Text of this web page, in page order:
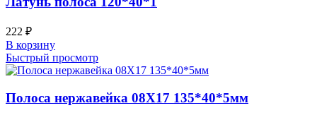
222 ₽
В корзину
Быстрый просмотр
Полоса нержавейка 08Х17 135*40*5мм